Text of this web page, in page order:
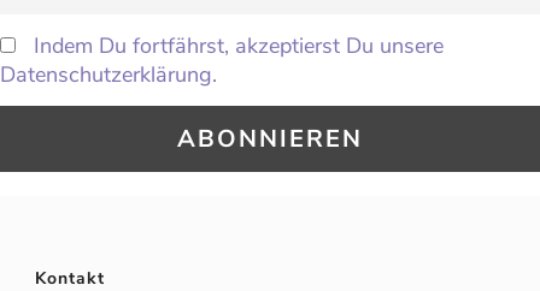
Indem Du fortfährst, akzeptierst Du unsere
Datenschutzerklärung.
Kontakt